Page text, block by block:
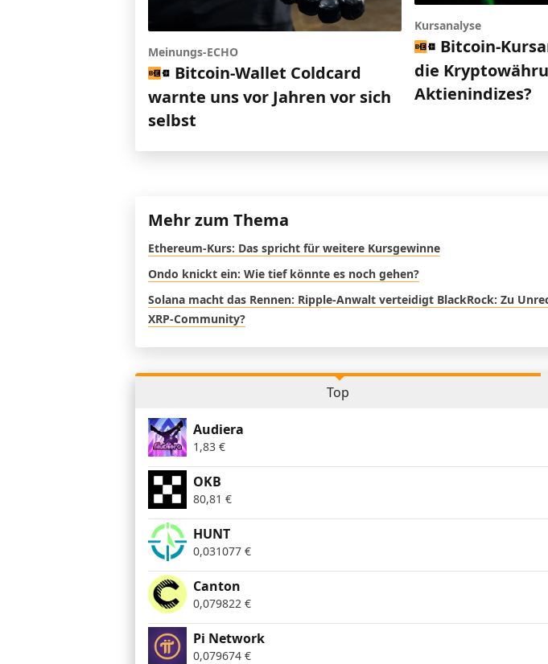
Meinungs-ECHO
Bitcoin-Wallet Coldcard
warnte uns vor Jahren vor sich
selbst
Kursanalyse
Bitcoin-
die
Aktienindizes?
Mehr zum Thema
Ethereum-Kurs: Das spricht für weitere Kursgewinne
Ondo knickt ein: Wie tief könnte es noch gehen?
Solana macht das Rennen: Ripple-Anwalt verteidigt BlackRock: Zu
XRP-Community?
Top
Audiera
1,83 €
OKB
80,81 €
HUNT
0,031077 €
Canton
0,079822 €
Pi Network
0,079674 €